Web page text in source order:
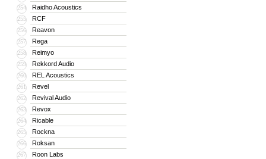
254 Raidho Acoustics
255 RCF
256 Reavon
257 Rega
258 Reimyo
259 Rekkord Audio
260 REL Acoustics
261 Revel
262 Revival Audio
263 Revox
264 Ricable
265 Rockna
266 Roksan
267 Roon Labs